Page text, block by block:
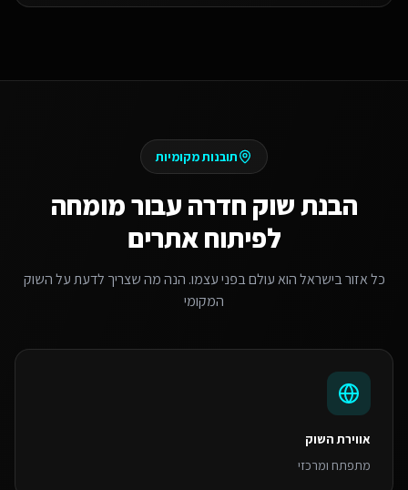
תובנות מקומיות
הבנת שוק חדרה עבורמומחה
לפיתוח אתרים
כל אזור בישראל הוא עולם בפני עצמו. הנה מה שצריך לדעת על השוק
המקומי
אווירת השוק
מתפתח ומרכזי